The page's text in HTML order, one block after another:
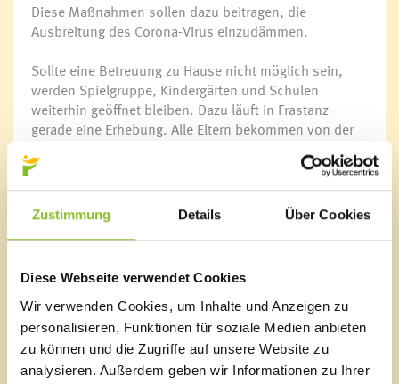
Zustimmung Details Über Cookies
Diese Webseite verwendet Cookies
Wir verwenden Cookies, um Inhalte und Anzeigen zu
personalisieren, Funktionen für soziale Medien anbieten
zu können und die Zugriffe auf unsere Website zu
analysieren. Außerdem geben wir Informationen zu Ihrer
Diese Maßnahmen sollen dazu beitragen, die
Ausbreitung des Corona-Virus einzudämmen.
Sollte eine Betreuung zu Hause nicht möglich sein,
werden Spielgruppe, Kindergärten und Schulen
weiterhin geöffnet bleiben. Dazu läuft in Frastanz
gerade eine Erhebung. Alle Eltern bekommen von der
Kinderbetreuungseinrichtung bzw. von der Schule ein
Schreiben, in dem sie über die aktuelle Situation
informiert werden. Zudem wird erhoben, ob ein
Betreuungsbedarf besteht.
Spielgruppe und Kindergärten
sowie in den Kindergärten Amerlügen, Einlis,
Fellengatter und Hofen verteilt. Die Eltern sollen bis
Freitag, den 13.03.2020, eine telefonische
Rückmeldung über den Betreuungsbedarf an ihre
Einrichtung geben.